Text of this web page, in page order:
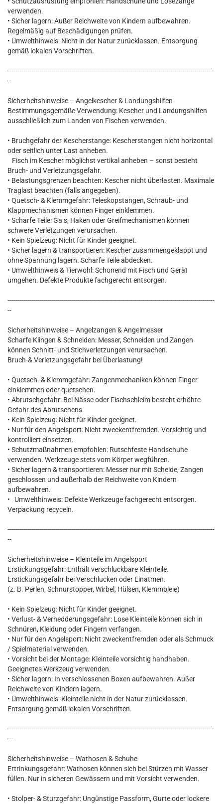
verwenden.
• Sicher lagern: Außer Reichweite von Kindern aufbewahren.
Regelmäßig auf Beschädigungen prüfen.
• Umwelthinweis: Nicht in der Natur zurücklassen. Entsorgung
gemäß lokalen Vorschriften.
--------------------------------------------------------------------------------------------------------
--
Sicherheitshinweise – Angelkescher & Landungshilfen
Bestimmungsgemäße Verwendung: Kescher und Landungshilfen
ausschließlich zum Landen von Fischen verwenden.
• Bruchgefahr der Kescherstange: Kescherstangen nicht horizontal
oder seitlich unter Last anheben.
Fisch im Kescher möglichst vertikal anheben – sonst besteht
Bruch- und Verletzungsgefahr.
• Belastungsgrenzen beachten: Kescher nicht überlasten. Maximale
Traglast beachten (falls angegeben).
• Quetsch- & Klemmgefahr: Teleskopstangen, Schraub- und
Klappmechanismen können Finger einklemmen.
• Scharfe Teile: Ga s, Haken oder Greifmechanismen können
schwere Verletzungen verursachen.
• Kein Spielzeug: Nicht für Kinder geeignet.
• Sicher lagern & transportieren: Kescher zusammengeklappt und
ohne Spannung lagern. Scharfe Teile abdecken.
• Umwelthinweis & Tierwohl: Schonend mit Fisch und Gerät
umgehen. Defekte Produkte fachgerecht entsorgen.
--------------------------------------------------------------------------------------------------------
--
Sicherheitshinweise – Angelzangen & Angelmesser
Scharfe Klingen & Schneiden: Messer, Schneiden und Zangen
können Schnitt- und Stichverletzungen verursachen.
Bruch-& Verletzungsgefahr bei Überlastung!
• Quetsch- & Klemmgefahr: Zangenmechaniken können Finger
einklemmen oder quetschen.
• Abrutschgefahr: Bei Nässe oder Fischschleim besteht erhöhte
Gefahr des Abrutschens.
• Kein Spielzeug: Nicht für Kinder geeignet.
• Nur für den Angelsport: Nicht zweckentfremden. Vorsichtig und
kontrolliert einsetzen.
• Schutzmaßnahmen empfohlen: Rutschfeste Handschuhe
verwenden. Werkzeuge stets vom Körper wegführen.
• Sicher lagern & transportieren: Messer nur mit Scheide, Zangen
geschlossen und außerhalb der Reichweite von Kindern
aufbewahren.
• Umwelthinweis: Defekte Werkzeuge fachgerecht entsorgen.
Verpackung recyceln.
--------------------------------------------------------------------------------------------------------
--
Sicherheitshinweise – Kleinteile im Angelsport
Erstickungsgefahr: Enthält verschluckbare Kleinteile.
Erstickungsgefahr bei Verschlucken oder Einatmen.
(z. B. Perlen, Schnurstopper, Wirbel, Hülsen, Klemmbleie)
• Kein Spielzeug: Nicht für Kinder geeignet.
• Verlust- & Verhedderungsgefahr: Lose Kleinteile können sich in
Schnüren, Kleidung oder Fingern verfangen.
• Nur für den Angelsport: Nicht zweckentfremden oder als Schmuck
/ Spielmaterial verwenden.
• Vorsicht bei der Montage: Kleinteile vorsichtig handhaben.
Geeignetes Werkzeug verwenden.
• Sicher lagern: In verschlossenen Boxen aufbewahren. Außer
Reichweite von Kindern lagern.
• Umwelthinweis: Kleinteile nicht in der Natur zurücklassen.
Entsorgung gemäß lokalen Vorschriften.
--------------------------------------------------------------------------------------------------------
---
Sicherheitshinweise – Wathosen & Schuhe
Ertrinkungsgefahr: Wathosen können sich bei Stürzen mit Wasser
füllen. Nur in sicheren Gewässern und mit Vorsicht verwenden.
• Stolper- & Sturzgefahr: Ungünstige Passform, Gurte oder lockere